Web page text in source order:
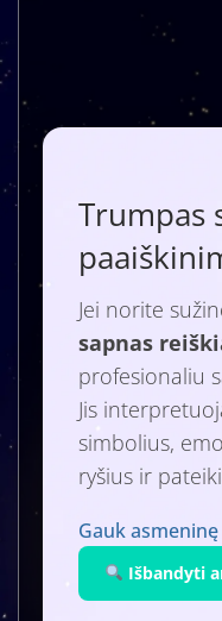
Trumpas
Jei norite
sapnas
profesionaliu
Jis
simbolius,
ryšius ir
Gauk
Išbandyti